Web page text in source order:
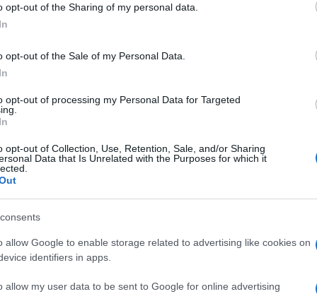
opt-out of the Sharing of my personal data.
opt-out of the Sale of my Personal Data.
opt-out of processing my Personal Data for Targeted
opt-out of Collection, Use, Retention, Sale, and/or Sharing
Data that Is Unrelated with the Purposes for which it
allow Google to enable storage related to advertising like cookies on
identifiers in apps.
allow my user data to be sent to Google for online advertising
η καταβολή του ποσού στους
ημέρες από την λήξη της
Covid και θα ολοκληρώνεται εντός
ενοικίου για τους μήνες Ιανουάριο,
οι επιχειρήσεις της
του πολιτισμού (θέατρα,
επιχειρήσεις του
ξενοδοχεία, καταλύματα και
μεταφορών.
την απόφαση:
θα αποζημιωθούν για το 80% του μηνιαίου
για το 60% του μισθώματος.